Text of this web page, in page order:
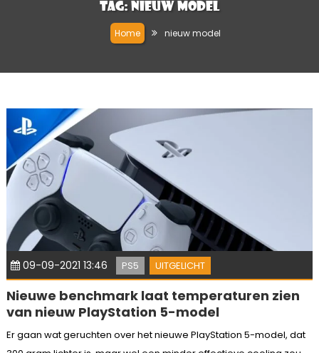
Tag: nieuw model
Home nieuw model
09-09-2021 13:46 PS5 UITGELICHT
Nieuwe benchmark laat temperaturen zien
van nieuw PlayStation 5-model
Er gaan wat geruchten over het nieuwe PlayStation 5-model, dat